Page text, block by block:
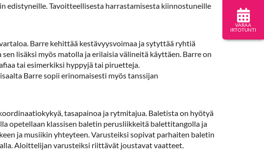
VARAA
IRTOTUNTI
edistyneille. Tavoitteellisesta harrastamisesta kiinnostuneille
Barre kehittää kestävyysvoimaa ja sytyttää ryhtiä
lisäksi myös matolla ja erilaisia välineitä käyttäen. Barre on
tai esimerkiksi hyppyjä tai piruetteja.
Barre sopii erinomaisesti myös tanssijan
tasapainoa ja rytmitajua. Baletista on hyötyä
opetellaan klassisen baletin perusliikkeitä balettitangolla ja
ja musiikin yhteyteen. Varusteiksi sopivat parhaiten baletin
Aloittelijan varusteiksi riittävät joustavat vaatteet.